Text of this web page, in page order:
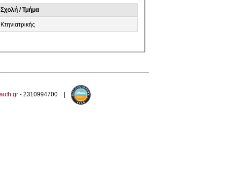
Σχολή / Τμήμα
Κτηνιατρικής
- 2310994700 |